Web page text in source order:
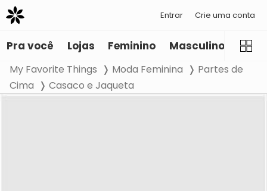
Entrar Crie uma conta
Pra você Lojas Feminino Masculino
My Favorite Things Moda Feminina
Partes de
Cima
Casaco e Jaqueta